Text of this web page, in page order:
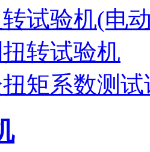
试验机(电
转试验机
矩系数测